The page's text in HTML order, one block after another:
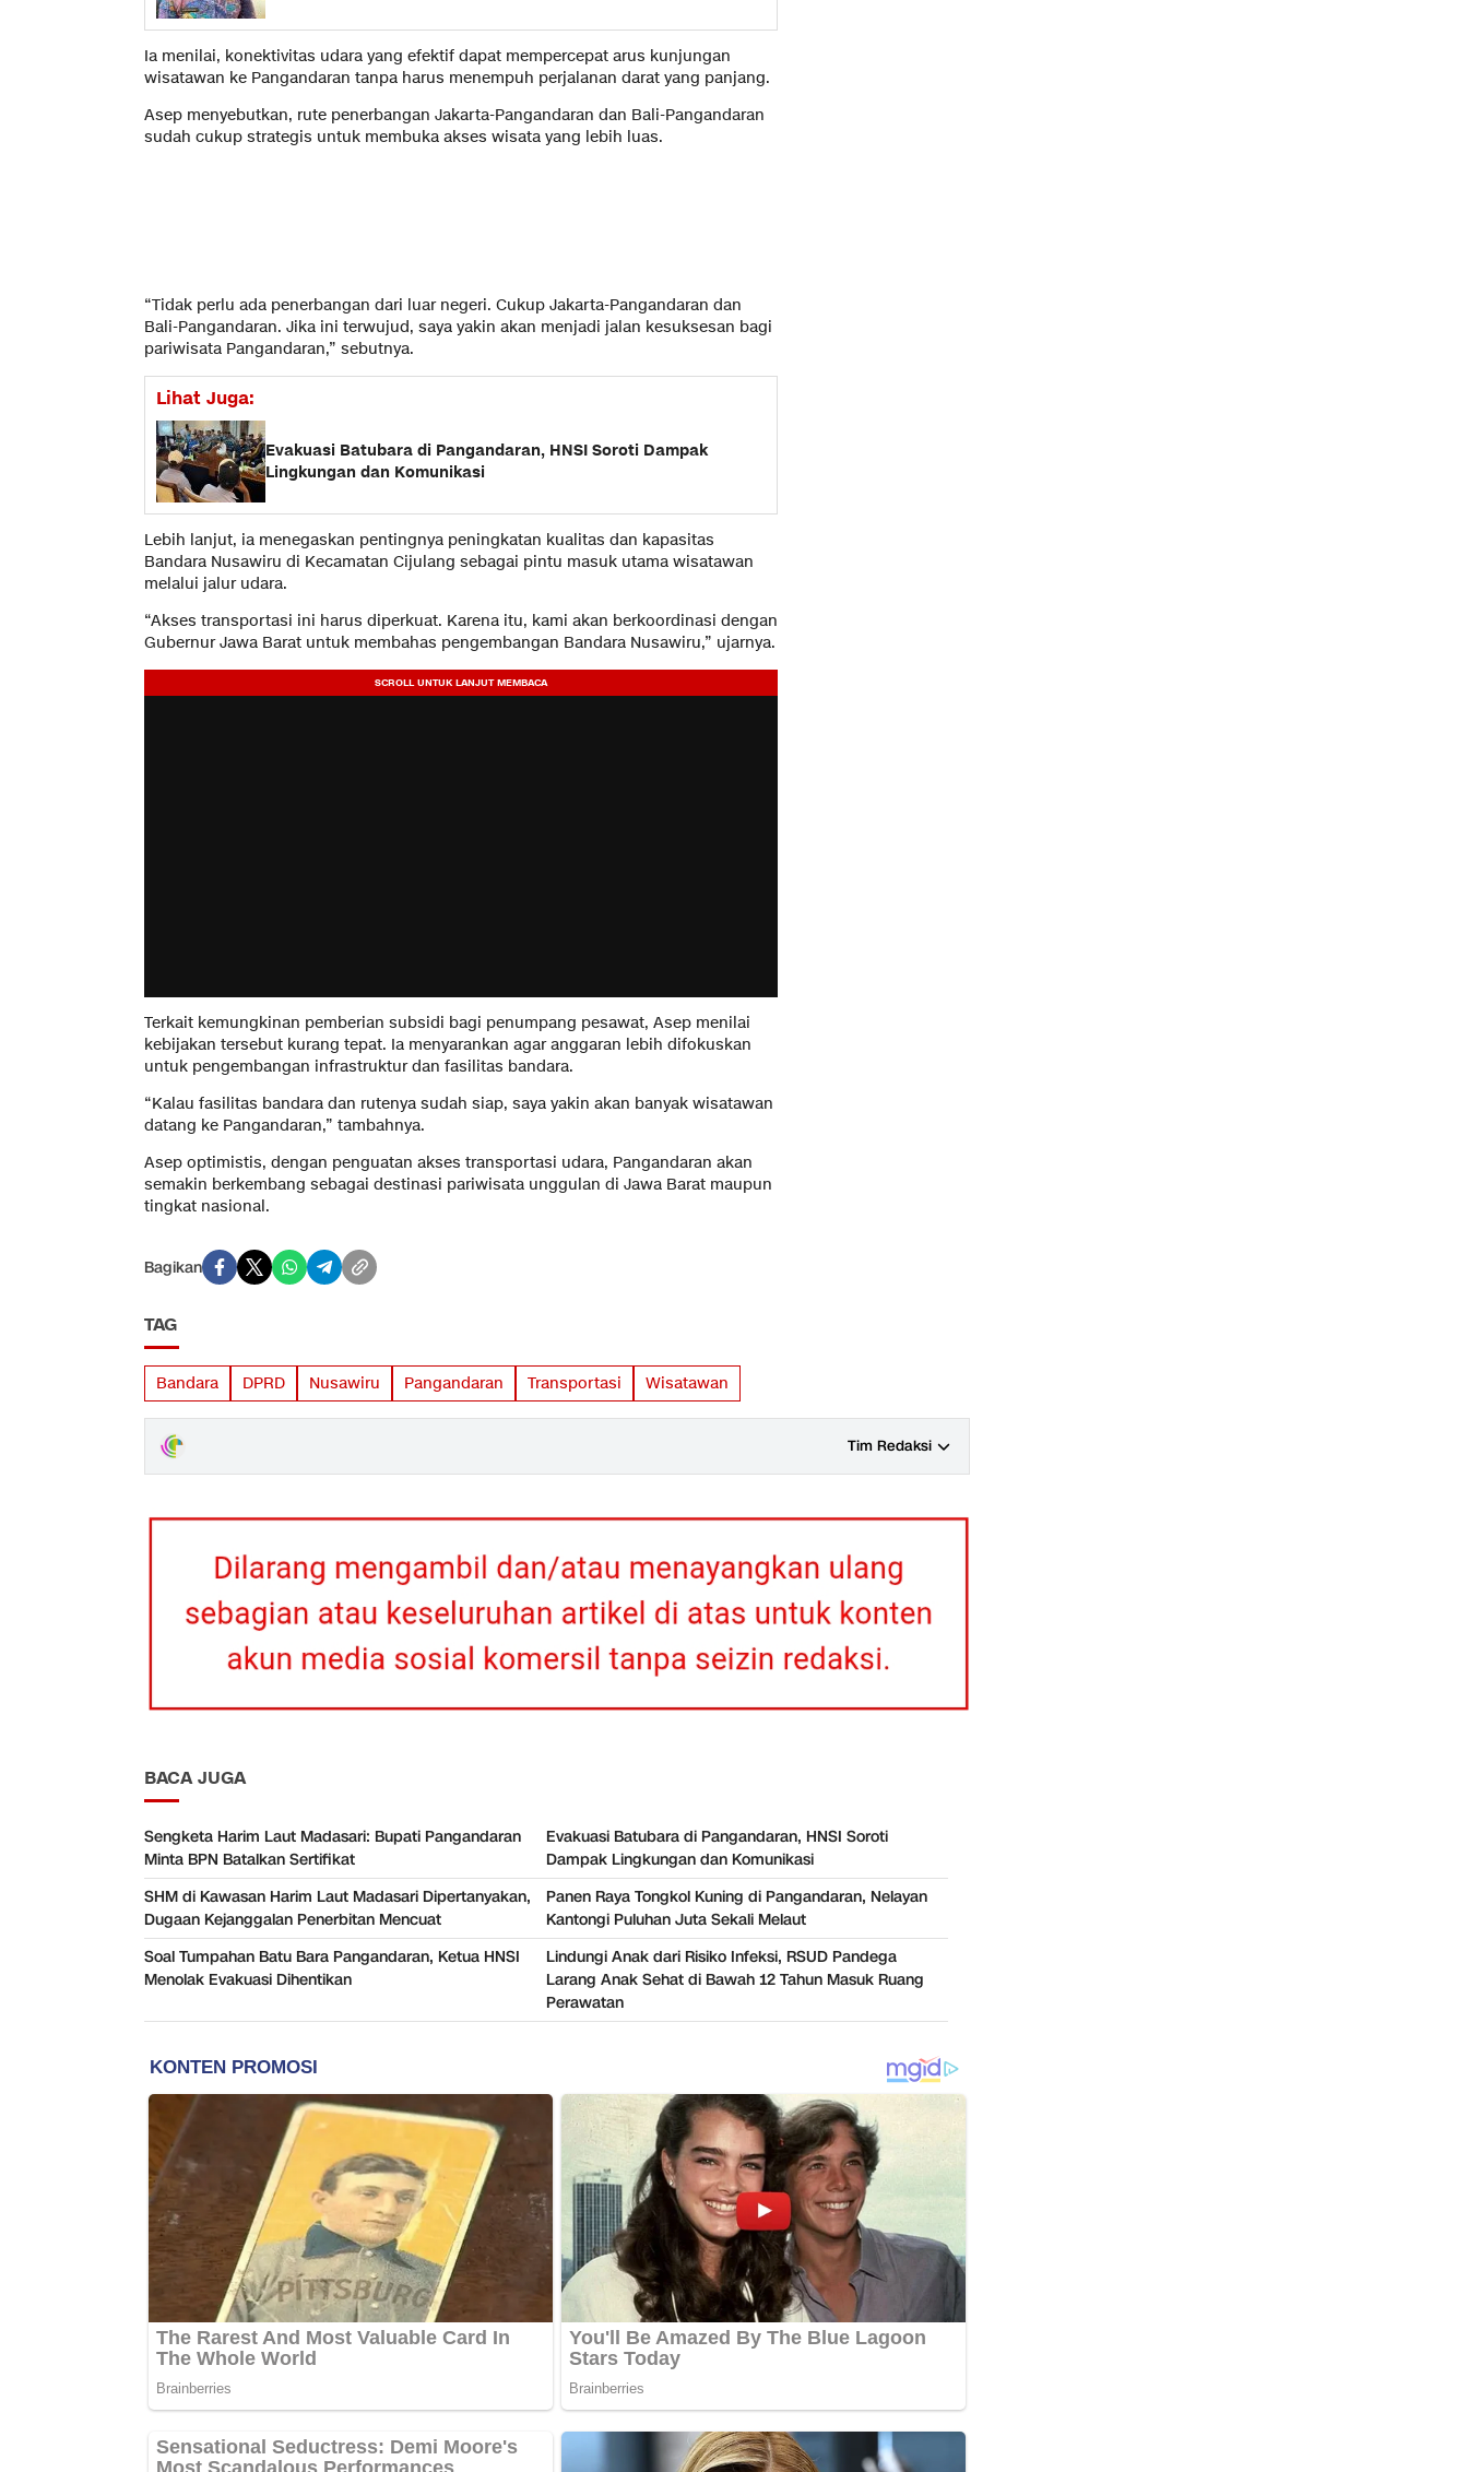
Ia menilai, konektivitas udara yang efektif dapat mempercepat arus kunjungan
wisatawan ke Pangandaran tanpa harus menempuh perjalanan darat yang panjang.
Asep menyebutkan, rute penerbangan Jakarta-Pangandaran dan Bali-Pangandaran
sudah cukup strategis untuk membuka akses wisata yang lebih luas.
“Tidak perlu ada penerbangan dari luar negeri. Cukup Jakarta-Pangandaran dan
Bali-Pangandaran. Jika ini terwujud, saya yakin akan menjadi jalan kesuksesan bagi
pariwisata Pangandaran,” sebutnya.
Lihat Juga:
Evakuasi Batubara di Pangandaran, HNSI Soroti Dampak
Lingkungan dan Komunikasi
Lebih lanjut, ia menegaskan pentingnya peningkatan kualitas dan kapasitas
Bandara Nusawiru di Kecamatan Cijulang sebagai pintu masuk utama wisatawan
melalui jalur udara.
“Akses transportasi ini harus diperkuat. Karena itu, kami akan berkoordinasi dengan
Gubernur Jawa Barat untuk membahas pengembangan Bandara Nusawiru,” ujarnya.
Terkait kemungkinan pemberian subsidi bagi penumpang pesawat, Asep menilai
kebijakan tersebut kurang tepat. Ia menyarankan agar anggaran lebih difokuskan
untuk pengembangan infrastruktur dan fasilitas bandara.
“Kalau fasilitas bandara dan rutenya sudah siap, saya yakin akan banyak wisatawan
datang ke Pangandaran,” tambahnya.
Asep optimistis, dengan penguatan akses transportasi udara, Pangandaran akan
semakin berkembang sebagai destinasi pariwisata unggulan di Jawa Barat maupun
tingkat nasional.
Bagikan
TAG
Bandara DPRD Nusawiru Pangandaran Transportasi Wisatawan
Tim Redaksi
BACA JUGA
Sengketa Harim Laut Madasari: Bupati Pangandaran
Minta BPN Batalkan Sertifikat
Evakuasi Batubara di Pangandaran, HNSI Soroti
Dampak Lingkungan dan Komunikasi
SHM di Kawasan Harim Laut Madasari Dipertanyakan,
Dugaan Kejanggalan Penerbitan Mencuat
Panen Raya Tongkol Kuning di Pangandaran, Nelayan
Kantongi Puluhan Juta Sekali Melaut
Soal Tumpahan Batu Bara Pangandaran, Ketua HNSI
Menolak Evakuasi Dihentikan
Lindungi Anak dari Risiko Infeksi, RSUD Pandega
Larang Anak Sehat di Bawah 12 Tahun Masuk Ruang
Perawatan